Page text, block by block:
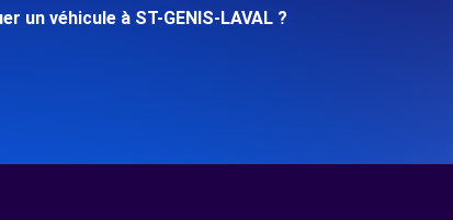
un véhicule à ST-GENIS-LAVAL ?